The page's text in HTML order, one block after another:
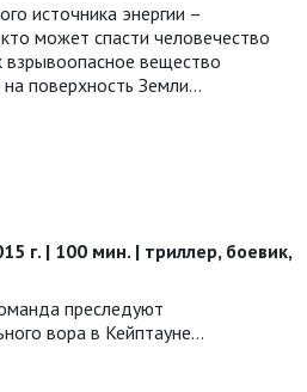
источника энергии –
может спасти человечество
взрывоопасное вещество
на поверхность Земли…
г. | 100 мин. | триллер, боевик,
преследуют
вора в Кейптауне…